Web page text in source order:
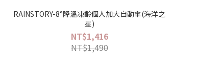
RAINSTORY-8°降溫凍齡個人加大自動傘(海洋之
星)
NT$1,416
NT$1,490